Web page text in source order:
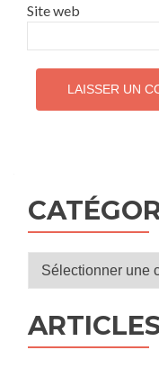
Site web
Catégories